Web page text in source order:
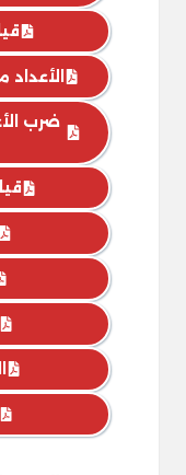
الأعداد من 0 إلى 999
ضرب